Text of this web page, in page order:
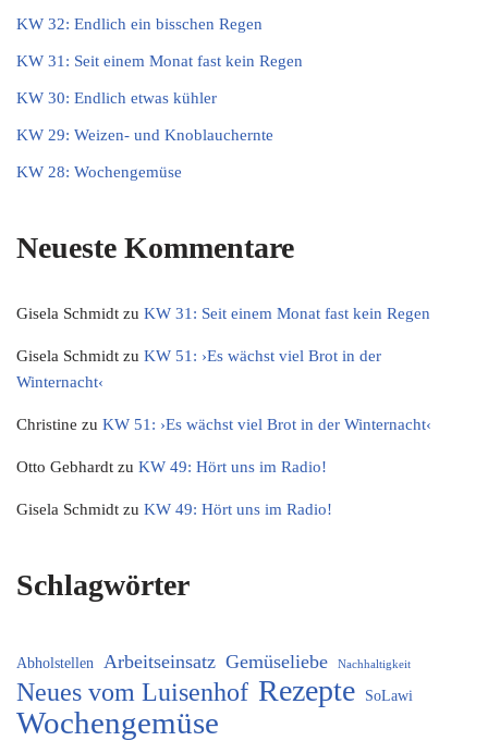
KW 32: Endlich ein bisschen Regen
KW 31: Seit einem Monat fast kein Regen
KW 30: Endlich etwas kühler
KW 29: Weizen- und Knoblauchernte
KW 28: Wochengemüse
Neueste Kommentare
Gisela Schmidt zu KW 31: Seit einem Monat fast kein Regen
Gisela Schmidt zu KW 51: ›Es wächst viel Brot in der
Winternacht‹
Christine zu KW 51: ›Es wächst viel Brot in der Winternacht‹
Otto Gebhardt zu KW 49: Hört uns im Radio!
Gisela Schmidt zu KW 49: Hört uns im Radio!
Schlagwörter
Abholstellen Arbeitseinsatz Gemüseliebe Nachhaltigkeit
Neues vom Luisenhof Rezepte SoLawi
Wochengemüse